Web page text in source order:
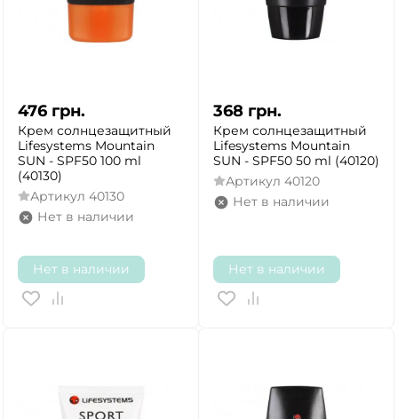
476 грн.
Крем солнцезащитный
Lifesystems Mountain
SUN - SPF50 100 ml
(40130)
Артикул 40130
Нет в наличии
Нет в наличии
368 грн.
Крем солнцезащитный
Lifesystems Mountain
SUN - SPF50 50 ml (40120)
Артикул 40120
Нет в наличии
Нет в наличии